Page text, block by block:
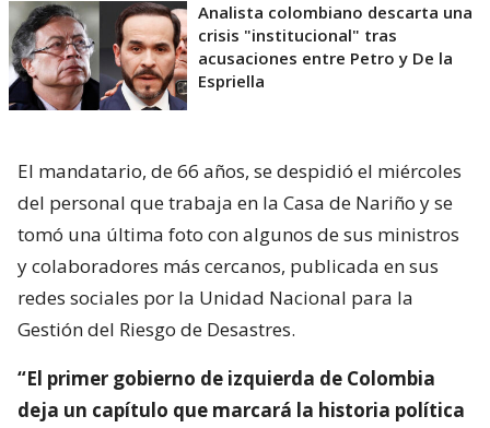
Analista colombiano descarta una
crisis "institucional" tras
acusaciones entre Petro y De la
Espriella
El mandatario, de 66 años, se despidió el miércoles
del personal que trabaja en la Casa de Nariño y se
tomó una última foto con algunos de sus ministros
y colaboradores más cercanos, publicada en sus
redes sociales por la Unidad Nacional para la
Gestión del Riesgo de Desastres.
“El primer gobierno de izquierda de Colombia
deja un capítulo que marcará la historia política